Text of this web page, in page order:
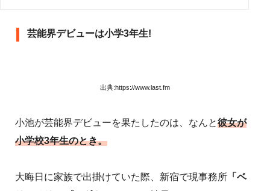
芸能界デビューは小学3年生!
出典:https://www.last.fm
小池が芸能界デビューを果たしたのは、なんと彼女が
小学校3年生のとき。
大晦日に家族で出掛けていた際、新宿で現事務所 「ベ